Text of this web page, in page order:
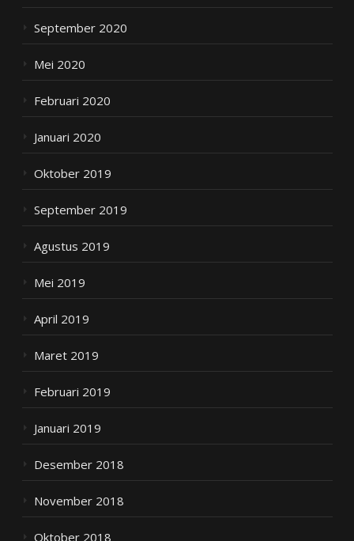
September 2020
Mei 2020
Februari 2020
Januari 2020
Oktober 2019
September 2019
Agustus 2019
Mei 2019
April 2019
Maret 2019
Februari 2019
Januari 2019
Desember 2018
November 2018
Oktober 2018